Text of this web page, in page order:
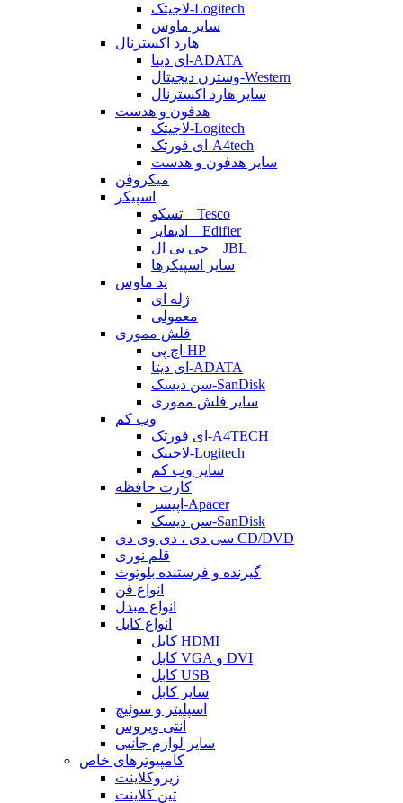
لاجیتک-Logitech
سایر ماوس
هارد اکسترنال
ای دیتا-ADATA
وسترن دیجیتال-Western
سایر هارد اکسترنال
هدفون و هدست
لاجیتک-Logitech
ای فورتک-A4tech
سایر هدفون و هدست
میکروفن
اسپیکر
تسکو _ Tesco
ادیفایر _ Edifier
جی بی ال _ JBL
سایر اسپیکرها
پد ماوس
ژله ای
معمولی
فلش مموری
اچ پی-HP
ای دیتا-ADATA
سن دیسک-SanDisk
سایر فلش مموری
وب کم
ای فورتک-A4TECH
لاجیتک-Logitech
سایر وب کم
کارت حافظه
اپیسر-Apacer
سن دیسک-SanDisk
سی دی ، دی وی دی CD/DVD
قلم نوری
گیرنده و فرستنده بلوتوث
انواع فن
انواع مبدل
انواع کابل
کابل HDMI
کابل VGA و DVI
کابل USB
سایر کابل
اسپلیتر و سوئیچ
آنتی ویروس
سایر لوازم جانبی
کامپیوترهای خاص
زیروکلاینت
تین کلاینت